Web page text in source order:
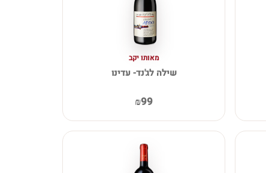
מאותו יקב
שילה לג'נד- עדינו
₪99